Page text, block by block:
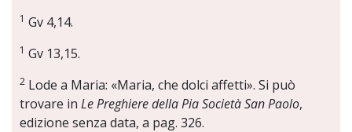
1 Gv 4,14.
1 Gv 13,15.
2 Lode a Maria: «Maria, che dolci affetti». Si può
trovare in Le Preghiere della Pia Società San Paolo,
edizione senza data, a pag. 326.